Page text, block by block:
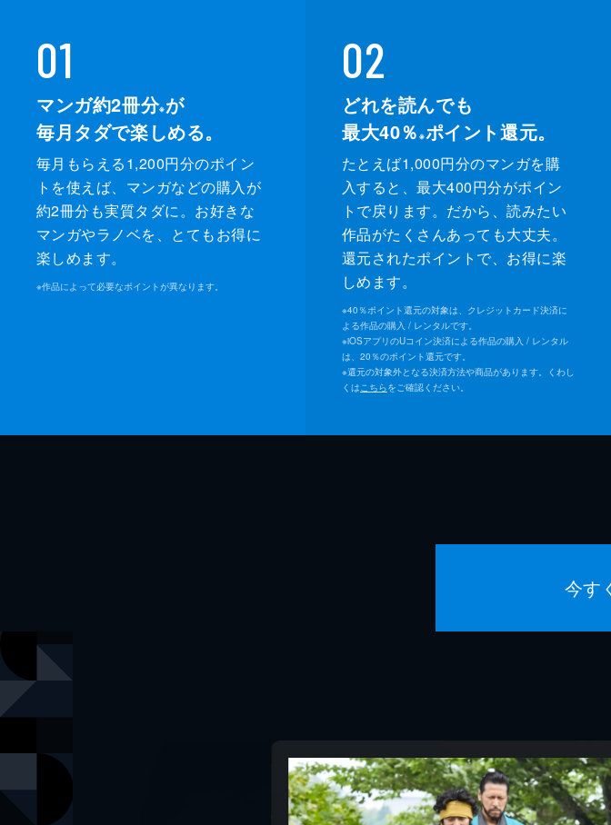
01
マンガ約2冊分※が
毎月タダで楽しめる。
毎月もらえる1,200円分のポイン
トを使えば、マンガなどの購入が
約2冊分も実質タダに。お好きな
マンガやラノベを、とてもお得に
楽しめます。
※作品によって必要なポイントが異なります。
02
どれを読んでも
最大40％ ※ポイント還元。
たとえば1,000円分のマンガを購
入すると、最大400円分がポイン
トで戻ります。だから、読みたい
作品がたくさんあっても大丈夫。
還元されたポイントで、お得に楽
しめます。
※40％ポイント還元の対象は、クレジットカード決済に
よる作品の購入 / レンタルです。
※iOSアプリのUコイン決済による作品の購入 / レンタル
は、20％のポイント還元です。
※還元の対象外となる決済方法や商品があります。くわし
くはこちらをご確認ください。
今す